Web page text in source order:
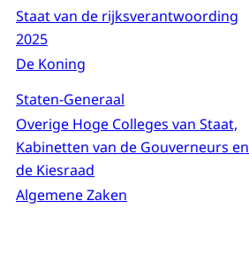
Staat van de rijksverantwoording
2025
De Koning
Staten-Generaal
Overige Hoge Colleges van Staat,
Kabinetten van de Gouverneurs en
de Kiesraad
Algemene Zaken